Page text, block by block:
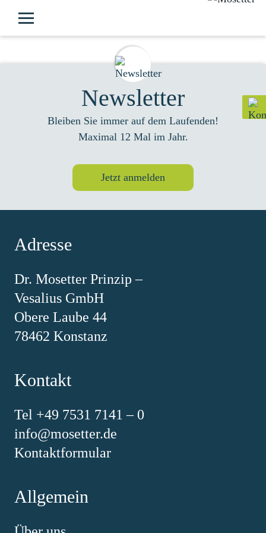
Newsletter
Bleiben Sie immer auf dem Laufenden!
Maximal 12 Mal im Jahr.
Jetzt anmelden
Adresse
Dr. Mosetter Prinzip –
Vesalius GmbH
Obere Laube 44
78462 Konstanz
Kontakt
Tel +49 7531 7141 – 0
info@mosetter.de
Kontaktformular
Allgemein